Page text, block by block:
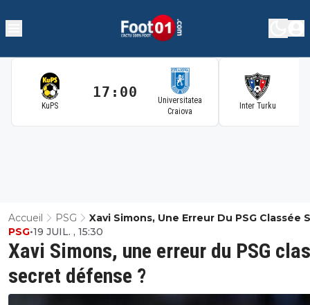
KuPS
17:00
Universitatea
Craiova
Inter Turku
Accueil PSG
Xavi Simons, Une Erreur Du PSG Classée
Défense ?
Xavi Simons, une erreur du PSG
secret défense ?
PSG•19 JUIL. , 15:30